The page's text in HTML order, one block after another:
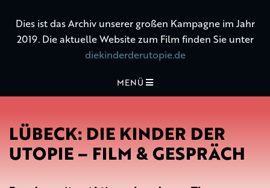
Dies ist das Archiv unserer großen Kampagne im Jahr
2019. Die aktuelle Website zum Film finden Sie unter
diekinderderutopie.de
MENÜ
LÜBECK: DIE KINDER DER
UTOPIE – FILM & GESPRÄCH